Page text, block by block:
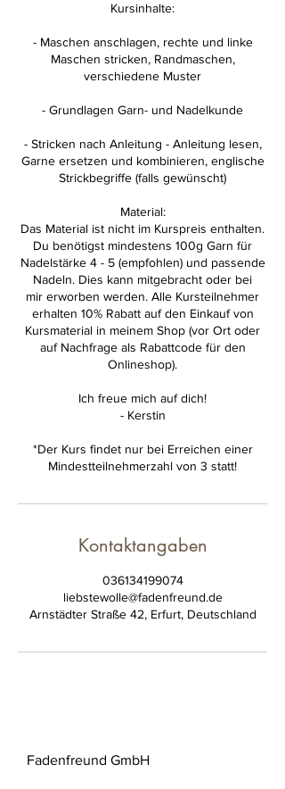
Kursinhalte:
- Maschen anschlagen, rechte und linke
Maschen stricken, Randmaschen,
verschiedene Muster
- Grundlagen Garn- und Nadelkunde
- Stricken nach Anleitung - Anleitung lesen,
Garne ersetzen und kombinieren, englische
Strickbegriffe (falls gewünscht)
Material:
Das Material ist nicht im Kurspreis enthalten.
Du benötigst mindestens 100g Garn für
Nadelstärke 4 - 5 (empfohlen) und passende
Nadeln. ​Dies kann mitgebracht oder bei
mir erworben werden. Alle Kursteilnehmer
erhalten 10% Rabatt auf den Einkauf von
Kursmaterial in meinem Shop (vor Ort oder
auf Nachfrage als Rabattcode für den
Onlineshop).
Ich freue mich auf dich!
- Kerstin
*Der Kurs findet nur bei Erreichen einer
Mindestteilnehmerzahl von 3 statt!
Kontaktangaben
036134199074
liebstewolle@fadenfreund.de
Arnstädter Straße 42, Erfurt, Deutschland
Fadenfreund GmbH